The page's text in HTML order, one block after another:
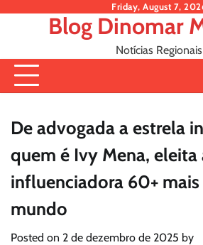
Friday, August 7,
Blog Dinomar
Notícias Regionais
De advogada a estrela
quem é Ivy Mena, eleita
influenciadora 60+
mundo
Posted on 2 de dezembro de 2025 by